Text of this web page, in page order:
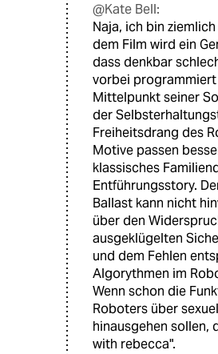
@Kate Bell:
Naja, ich bin
dem Film wird ein
dass denkbar
vorbei programmiert
Mittelpunkt seiner
der
Freiheitsdrang des
Motive passen
klassisches
Entführungsstory.
Ballast kann nicht
über den
ausgeklügelten
und dem Fehlen
Algorythmen im
Wenn schon die
Roboters über
hinausgehen sollen,
with rebecca".